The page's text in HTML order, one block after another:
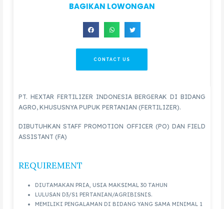
BAGIKAN LOWONGAN
CONTACT US
PT. HEXTAR FERTILIZER INDONESIA BERGERAK DI BIDANG
AGRO, KHUSUSNYA PUPUK PERTANIAN (FERTILIZER).
DIBUTUHKAN STAFF PROMOTION OFFICER (PO) DAN FIELD
ASSISTANT (FA)
REQUIREMENT
DIUTAMAKAN PRIA, USIA MAKSIMAL 30 TAHUN
LULUSAN D3/S1 PERTANIAN/AGRIBISNIS.
MEMILIKI PENGALAMAN DI BIDANG YANG SAMA MINIMAL 1